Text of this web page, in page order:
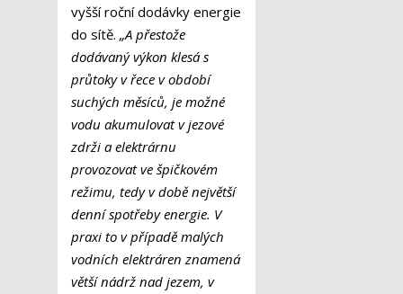
vyšší roční dodávky energie
do sítě. „A přestože
dodávaný výkon klesá s
průtoky v řece v období
suchých měsíců, je možné
vodu akumulovat v jezové
zdrži a elektrárnu
provozovat ve špičkovém
režimu, tedy v době největší
denní spotřeby energie. V
praxi to v případě malých
vodních elektráren znamená
větší nádrž nad jezem, v